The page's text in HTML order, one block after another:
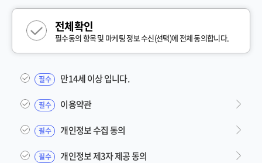
전체확인
필수동의 항목 및 마케팅 정보 수신(선택)에 전체 동의합니다.
필수 만14세 이상 입니다.
필수 이용약관
필수 개인정보 수집 동의
필수 개인정보 제3자 제공 동의